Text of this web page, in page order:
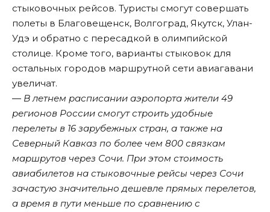
стыковочных рейсов. Туристы смогут совершать
полеты в Благовещенск, Волгоград, Якутск, Улан-
Удэ и обратно с пересадкой в олимпийской
столице. Кроме того, варианты стыковок для
остальных городов маршрутной сети авиагавани
увеличат.
― В летнем расписании аэропорта жители 49
регионов России смогут строить удобные
перелеты в 16 зарубежных стран, а также на
Северный Кавказ по более чем 800 связкам
маршрутов через Сочи. При этом стоимость
авиабилетов на стыковочные рейсы через Сочи
зачастую значительно дешевле прямых перелетов,
а время в пути меньше по сравнению с